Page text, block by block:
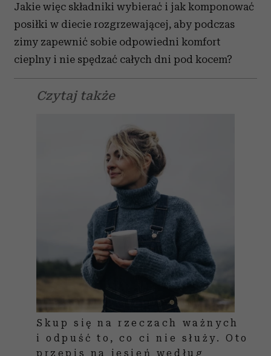
Jakie więc składniki wybierać i jak komponować
posiłki w diecie rozgrzewającej, aby podczas
zimy zapewnić sobie odpowiedni komfort
cieplny i nie spędzać całych dni pod kocem?
Czytaj także
Skup się na rzeczach ważnych
i odpuść to, co ci nie służy. Oto
przepis na jesień według